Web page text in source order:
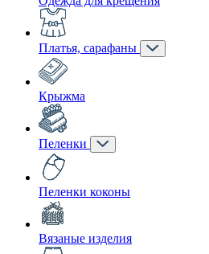
Платья, сарафаны
Крыжма
Пеленки
Пеленки коконы
Вязаные изделия